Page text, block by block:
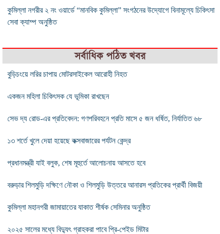
কুমিল্লা নগরীর ২ নং ওয়ার্ডে “মানবিক কুমিল্লা” সংগঠনের উদ্যোগে বিনামূল্যে চিকিৎসা
সেবা ক্যাম্প অনুষ্ঠিত
সর্বাধিক পঠিত খবর
বুড়িচংয়ে লরির চাপায় মোটরসাইকেল আরোহী নিহত
একজন মহিলা চিকিৎসক যে ভূমিকা রাখছেন
সেভ দ্য রোড-এর প্রতিবেদন: গণপরিবহনে প্রতি মাসে ৫ জন ধর্ষিত, নির্যাতিত ৬৮
১৩ শর্তে খুলে দেয়া হয়েছে কক্সবাজারের পর্যটন কেন্দ্র
প্রধানমন্ত্রী যাই বলুক, শেষ মূহুর্তে আলোচনায় আসতে হবে
বরুড়ার শিলমুড়ি দক্ষিণে নৌকা ও শিলমুড়ি উত্তরে আনারস প্রতিকের প্রার্থী বিজয়ী
কুমিল্লা মহানগরী জামায়াতের যাকাত শীর্ষক সেমিনার অনুষ্ঠিত
২০২৫ সালের মধ্যে বিদ্যুৎ গ্রাহকরা পাবে প্রি-পেইড মিটার